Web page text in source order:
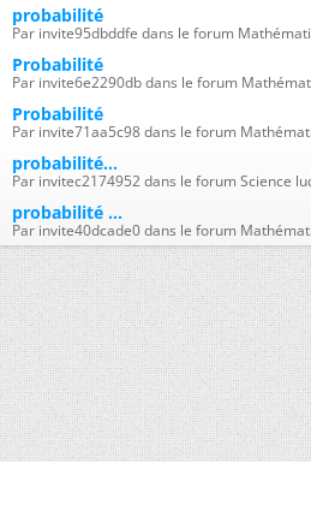
probabilité
Par invite95dbddfe dans le forum
Probabilité
Par invite6e2290db dans le forum
Probabilité
Par invite71aa5c98 dans le forum
probabilité...
Par invitec2174952 dans le forum Science
probabilité ...
Par invite40dcade0 dans le forum